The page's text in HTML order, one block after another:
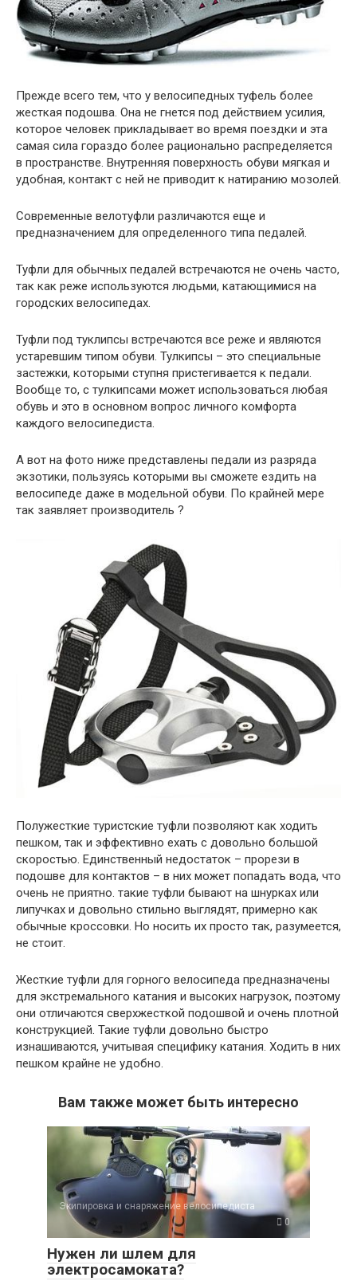
Прежде всего тем, что у велосипедных туфель более
жесткая подошва. Она не гнется под действием усилия,
которое человек прикладывает во время поездки и эта
самая сила гораздо более рационально распределяется
в пространстве. Внутренняя поверхность обуви мягкая и
удобная, контакт с ней не приводит к натиранию мозолей.
Современные велотуфли различаются еще и
предназначением для определенного типа педалей.
Туфли для обычных педалей встречаются не очень часто,
так как реже используются людьми, катающимися на
городских велосипедах.
Туфли под туклипсы встречаются все реже и являются
устаревшим типом обуви. Тулкипсы – это специальные
застежки, которыми ступня пристегивается к педали.
Вообще то, с тулкипсами может использоваться любая
обувь и это в основном вопрос личного комфорта
каждого велосипедиста.
А вот на фото ниже представлены педали из разряда
экзотики, пользуясь которыми вы сможете ездить на
велосипеде даже в модельной обуви. По крайней мере
так заявляет производитель ?
Полужесткие туристские туфли позволяют как ходить
пешком, так и эффективно ехать с довольно большой
скоростью. Единственный недостаток – прорези в
подошве для контактов – в них может попадать вода, что
очень не приятно. такие туфли бывают на шнурках или
липучках и довольно стильно выглядят, примерно как
обычные кроссовки. Но носить их просто так, разумеется,
не стоит.
Жесткие туфли для горного велосипеда предназначены
для экстремального катания и высоких нагрузок, поэтому
они отличаются сверхжесткой подошвой и очень плотной
конструкцией. Такие туфли довольно быстро
изнашиваются, учитывая специфику катания. Ходить в них
пешком крайне не удобно.
Вам также может быть интересно
Экипировка и снаряжение велосипедиста
0
Нужен ли шлем для
электросамоката?